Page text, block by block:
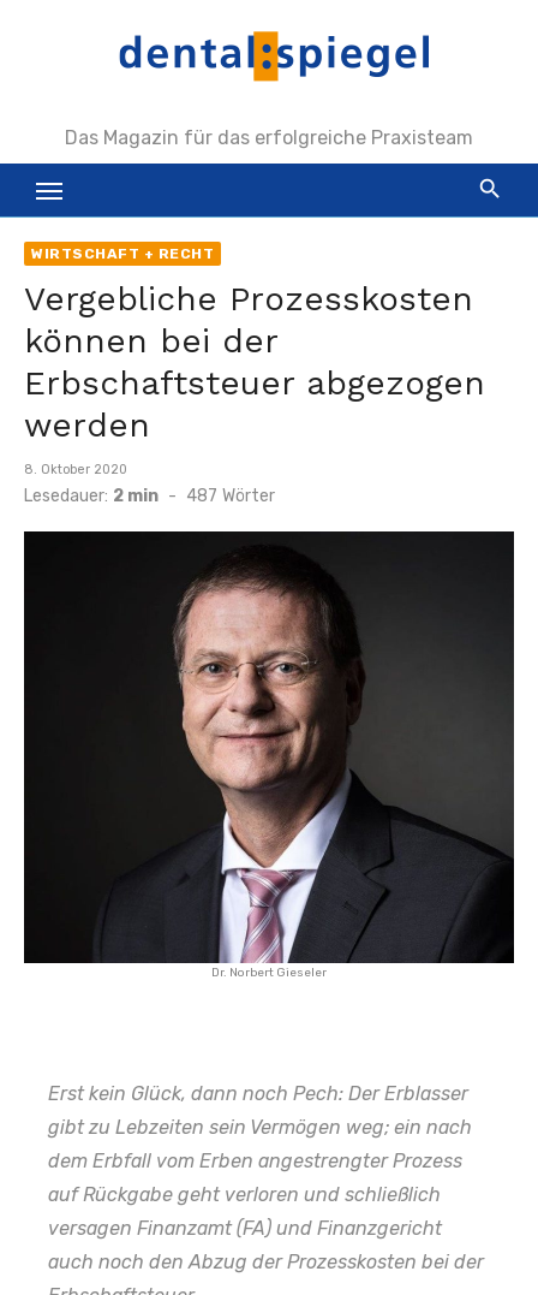
Das Magazin für das erfolgreiche Praxisteam
WIRTSCHAFT + RECHT
Vergebliche Prozesskosten
können bei der
Erbschaftsteuer abgezogen
werden
Veröffentlicht
am
8. Oktober 2020
Lesedauer: 2 min - 487 Wörter
Dr. Norbert Gieseler
Erst kein Glück, dann noch Pech: Der Erblasser
gibt zu Lebzeiten sein Vermögen weg; ein nach
dem Erbfall vom Erben angestrengter Prozess
auf Rückgabe geht verloren und schließlich
versagen Finanzamt (FA) und Finanzgericht
auch noch den Abzug der Prozesskosten bei der